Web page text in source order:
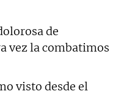
de
vez la combatimos
visto desde el